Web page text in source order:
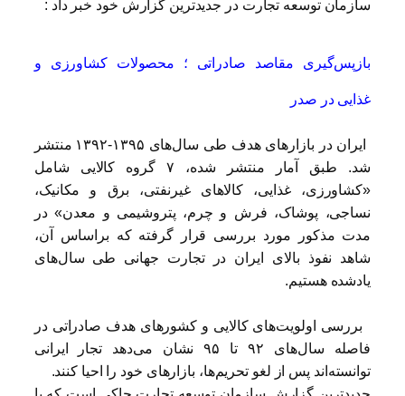
سازمان توسعه تجارت در جدیدترین گزارش خود خبر داد :
بازپس‌گیری مقاصد صادراتی ؛ محصولات کشاورزی و
غذایی در صدر
ایران در بازارهای هدف طی سال‌های ۱۳۹۵-۱۳۹۲ منتشر
شد. طبق آمار منتشر شده، ۷ گروه کالایی شامل
«کشاورزی، غذایی، کالاهای غیرنفتی، برق و مکانیک،
نساجی، پوشاک، فرش و چرم، پتروشیمی و معدن» در
مدت مذکور مورد بررسی قرار گرفته که براساس آن،
شاهد نفوذ بالای ایران در تجارت جهانی طی سال‌های
یادشده هستیم.
بررسی اولویت‌های کالایی و کشورهای هدف صادراتی در
فاصله سال‌های ۹۲ تا ۹۵ نشان می‌دهد تجار ایرانی
توانسته‌اند پس از لغو تحریم‌ها، بازارهای خود را احیا کنند.